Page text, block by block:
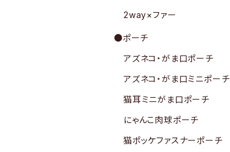
2way×ファー
●ポーチ
アズネコ・がま口ポーチ
アズネコ・がま口ミニポーチ
猫耳ミニがま口ポーチ
にゃんこ肉球ポーチ
猫ポッケファスナーポーチ